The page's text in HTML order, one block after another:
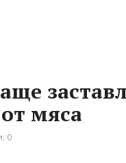
мяса
0